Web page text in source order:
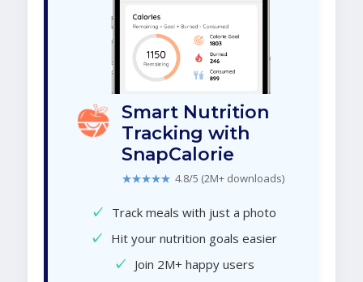
Smart Nutrition
Tracking with
SnapCalorie
★★★★★ 4.8/5 (2M+ downloads)
✓ Track meals with just a photo
✓ Hit your nutrition goals easier
✓ Join 2M+ happy users